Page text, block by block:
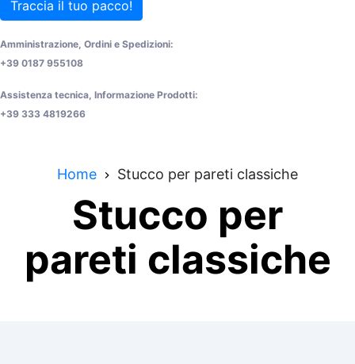
Traccia il tuo pacco!
Amministrazione, Ordini e Spedizioni:
+39 0187 955108
Assistenza tecnica, Informazione Prodotti:
+39 333 4819266
Home Stucco per pareti classiche
Stucco per
pareti classiche